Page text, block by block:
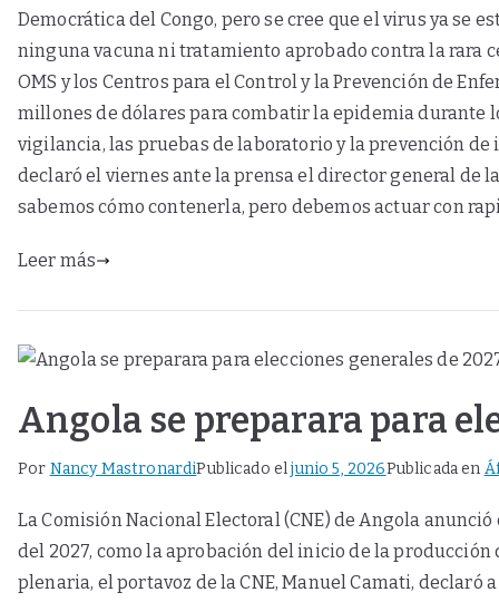
Democrática del Congo, pero se cree que el virus ya se
ninguna vacuna ni tratamiento aprobado contra la rara
OMS y los Centros para el Control y la Prevención de
millones de dólares para combatir la epidemia durante
vigilancia, las pruebas de laboratorio y la prevención de
declaró el viernes ante la prensa el director general de
sabemos cómo contenerla, pero debemos actuar con
Leer más
Angola se preparara para
Por Nancy MastronardiPublicado eljunio 5, 2026Publicada en
La Comisión Nacional Electoral (CNE) de Angola
del 2027, como la aprobación del inicio de la
plenaria, el portavoz de la CNE, Manuel Camati,